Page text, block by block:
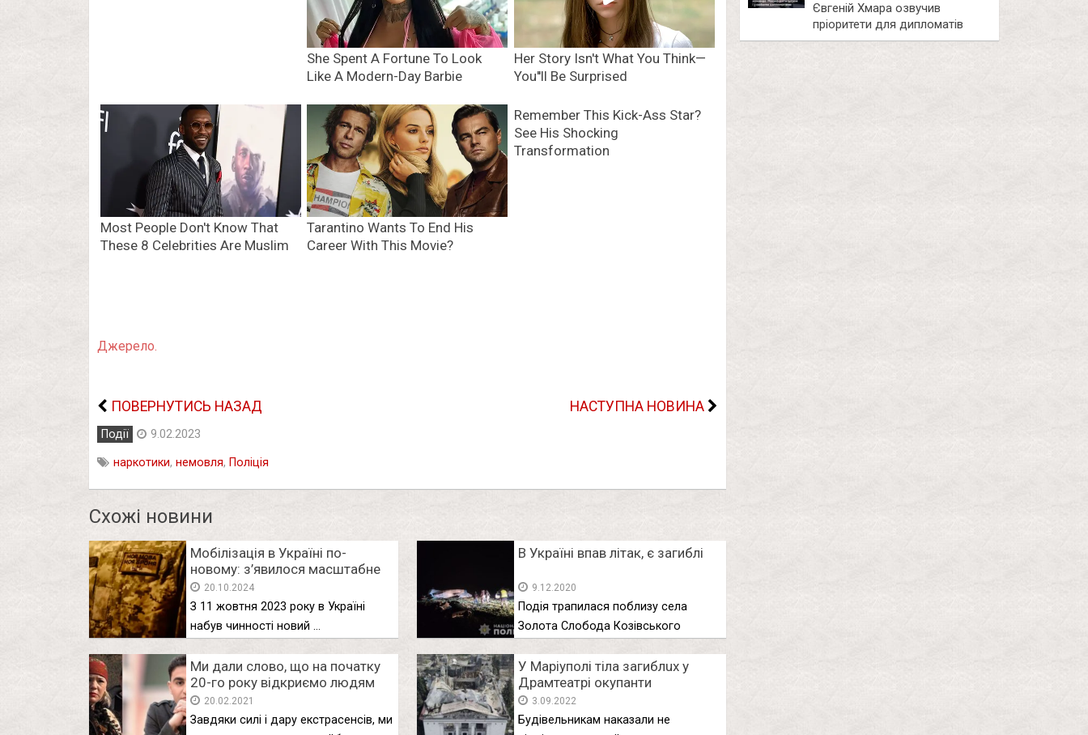
Джерело.
ПОВЕРНУТИСЬ НАЗАД НАСТУПНА НОВИНА
Події 9.02.2023
наркотики, немовля, Поліція
Схожі новини
Мобілізація в Україні по-
новому: з’явилося масштабне
нововведення для ТЦКшників
20.10.2024
З 11 жовтня 2023 року в Україні
набув чинності новий …
В Україні впав літак, є загиблі
9.12.2020
Подія трапилася поблизу села
Золота Слобода Козівського
Ми дали слово, що на початку
20-го року відкриємо людям
цю таємницю: Магдалена та
Хаял Алекперов розповіли про…
20.02.2021
Завдяки силі і дару екстрасенсів, ми
У Маріуполі тiлa зaгиблuх у
Драмтеатрі окупанти
заливають бетоном
3.09.2022
Будівельникам наказали не
Євгеній Хмара озвучив
пріоритети для дипломатів